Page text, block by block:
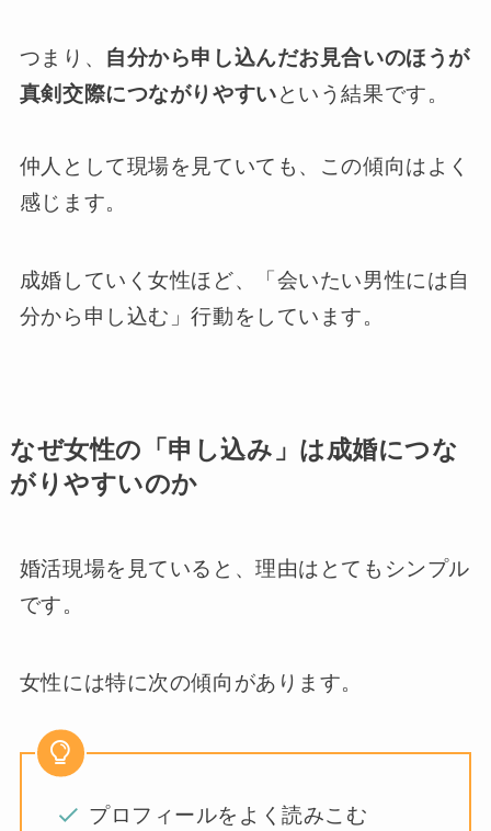
つまり、 自分から申し込んだお見合いのほうが
真剣交際につながりやすいという結果です。
仲人として現場を見ていても、この傾向はよく
感じます。
成婚していく女性ほど、「会いたい男性には自
分から申し込む」行動をしています。
なぜ女性の「申し込み」は成婚につな
がりやすいのか
婚活現場を見ていると、理由はとてもシンプル
です。
女性には特に次の傾向があります。
プロフィールをよく読みこむ